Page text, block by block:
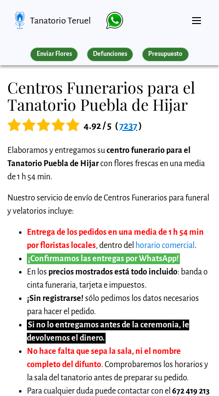
Tanatorio Teruel
Enviar Flores Defunciones Presupuesto
Centros Funerarios para el
Tanatorio Puebla de Hijar
4.92 / 5 (7237)
Elaboramos y entregamos sucentro funerario para el
Tanatorio Puebla de Hijarcon flores frescas en una media
de 1 h 54 min.
Nuestro servicio de envío de Centros Funerarios para funeral
y velatorios incluye:
Entrega de los pedidos en una media de 1 h 54 min
por floristas locales, dentro del horario comercial .
¡Confirmamos las entregas por WhatsApp!
En los precios mostrados está todo incluido: banda o
cinta funeraria, tarjeta e impuestos.
¡Sin registrarse! sólo pedimos los datos necesarios
para hacer el pedido.
Si no lo entregamos antes de la ceremonia, le
devolvemos el dinero.
No hace falta que sepa la sala, ni el nombre
completo del difunto. Comprobaremos los horarios y
la sala del tanatorio antes de preparar su pedido.
Para cualquier duda puede contactar con el 672 419 213